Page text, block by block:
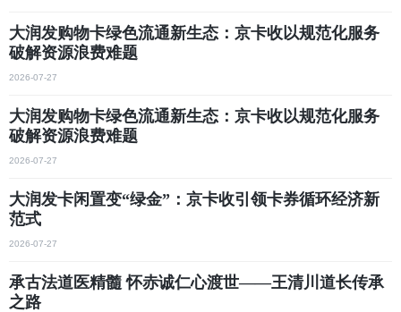
大润发购物卡绿色流通新生态：京卡收以规范化服务
破解资源浪费难题
2026-07-27
大润发购物卡绿色流通新生态：京卡收以规范化服务
破解资源浪费难题
2026-07-27
大润发卡闲置变“绿金”：京卡收引领卡券循环经济新
范式
2026-07-27
承古法道医精髓 怀赤诚仁心渡世——王清川道长传承
之路